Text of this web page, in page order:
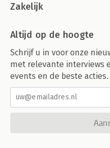
Zakelijk
Altijd op de hoogte
Schrijf u in voor onze
met relevante interviews
events en de beste acties.